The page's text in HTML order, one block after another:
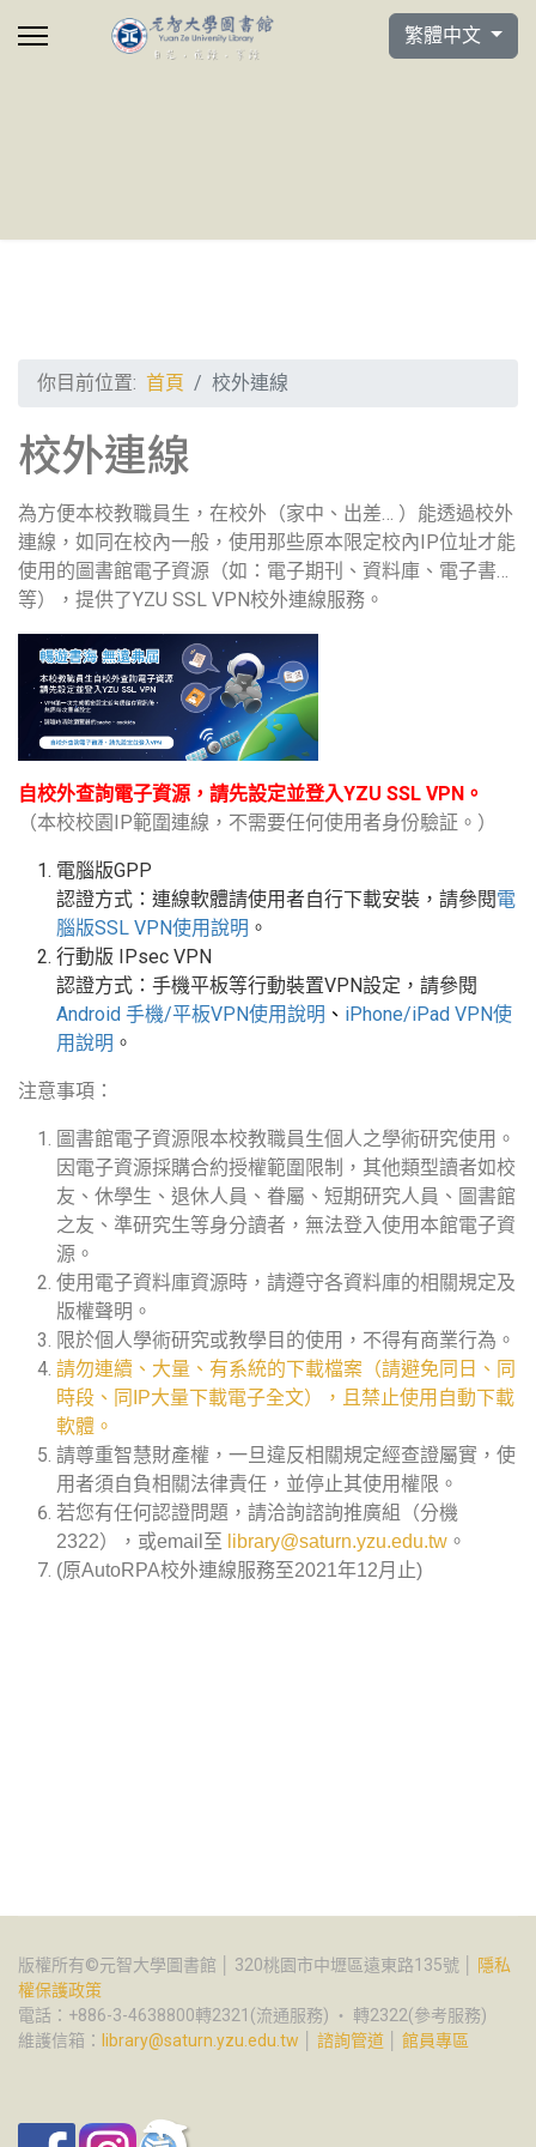
選擇你的語言
繁體中文
你目前位置: 首頁 校外連線
校外連線
為方便本校教職員生，在校外（家中、出差… ）能透過校外
連線，如同在校內一般，使用那些原本限定校內IP位址才能
使用的圖書館電子資源（如：電子期刊、資料庫、電子書…
等），提供了YZU SSL VPN校外連線服務。
自校外查詢電子資源，請先設定並登入YZU SSL VPN。
（本校校園IP範圍連線，不需要任何使用者身份驗証。）
電腦版GPP
認證方式：連線軟體請使用者自行下載安裝，請參閱電
腦版SSL VPN使用說明 。
行動版
IPsec VPN
認證方式：手機平板等行動裝置VPN設定 ，請參閱
Android 手機/平板VPN使用說明 、 iPhone/iPad VPN使
用說明 。
注意事項：
圖書館電子資源限本校教職員生個人之學術研究使用。
因電子資源採購合約授權範圍限制，其他類型讀者如校
友、休學生、退休人員、眷屬、短期研究人員、圖書館
之友、準研究生等身分讀者，無法登入使用本館電子資
源。
使用電子資料庫資源時，請遵守各資料庫的相關規定及
版權聲明。
限於個人學術研究或教學目的使用，不得有商業行為。
請勿連續、大量、有系統的下載檔案（請避免同日、同
時段、同IP大量下載電子全文），且禁止使用自動下載
軟體。
請尊重智慧財產權，一旦違反相關規定經查證屬實，使
用者須自負相關法律責任，並停止其使用權限。
若您有任何認證問題，請洽詢諮詢推廣組（分機
2322），或email至 library@saturn.yzu.edu.tw 。
(原AutoRPA校外連線服務至2021年12月止)
版權所有©元智大學圖書館 │ 320桃園市中壢區遠東路135號 │
隱私
權保護政策
電話：+886-3-4638800轉2321(流通服務) ‧ 轉2322(參考服務)
維護信箱： library@saturn.yzu.edu.tw 諮詢管道 館員專區